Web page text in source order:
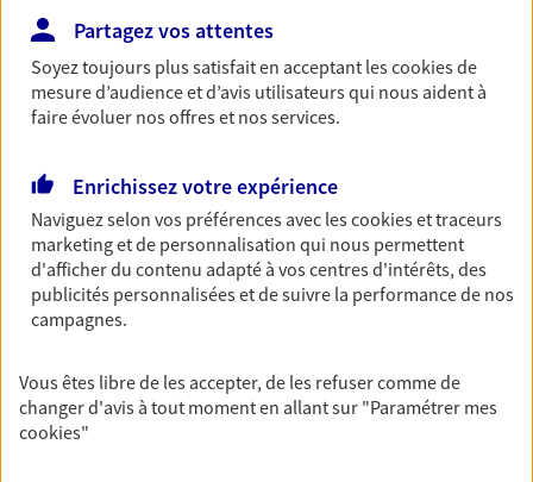
accident du quotidien. Avec Ma Protection
Accident, protégez votre qualité de vie et vos
revenus.
Découvrir l'offre Garantie Accidents de la Vie
OBTENIR UN TARIF EN LIGNE
Multirisque Entreprise
Gagnez en simplicité et en sérénité avec votre
assurance multirisque entreprise. Un contrat
équipements et stocks… sans oublier votre
responsabilité civile.
Partagez vos attentes
Soyez toujours plus satisfait en acceptant lescookiesde
mesure d’audience et d’avis utilisateurs qui nous aident à
faire évoluer nos offres et nos services.
Enrichissez votre expérience
Naviguez selon vos préférences avec lescookies et traceurs
marketing et de personnalisation qui nous permettent
d'afficher du contenu adapté à vos centres d'intérêts, des
publicités personnalisées et de suivre la performance de nos
campagnes.
Vous êtes libre de les accepter, de les refuser comme de
changer d'avis à tout moment en allant sur "Paramétrer mes
cookies"